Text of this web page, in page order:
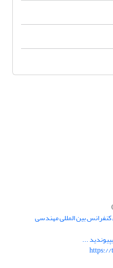
بین المللی مهندسی
...
https://